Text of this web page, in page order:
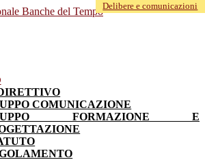
COMUNICAZIONE
FORMAZIONE E
Delibere e comunicazioni